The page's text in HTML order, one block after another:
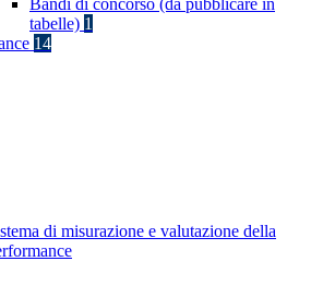
Bandi di concorso (da pubblicare in
tabelle) 1
14
di misurazione e valutazione della